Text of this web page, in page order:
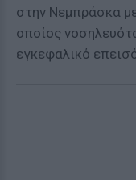
στην Νεμπράσκα
οποίος
εγκεφαλικό